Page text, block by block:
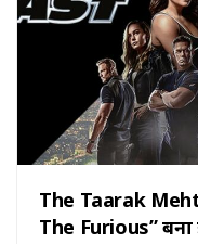
The Taarak
The Furious”